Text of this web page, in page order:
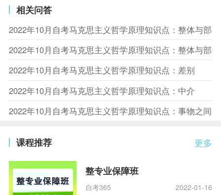
相关问答
2022年10月自考马克思主义哲学原理知识点：整体与部
2022年10月自考马克思主义哲学原理知识点：整体与部
2022年10月自考马克思主义哲学原理知识点：差别
2022年10月自考马克思主义哲学原理知识点：中介
2022年10月自考马克思主义哲学原理知识点：事物之间
更多
课程推荐
整专业保障班
自考365 2022-01-16